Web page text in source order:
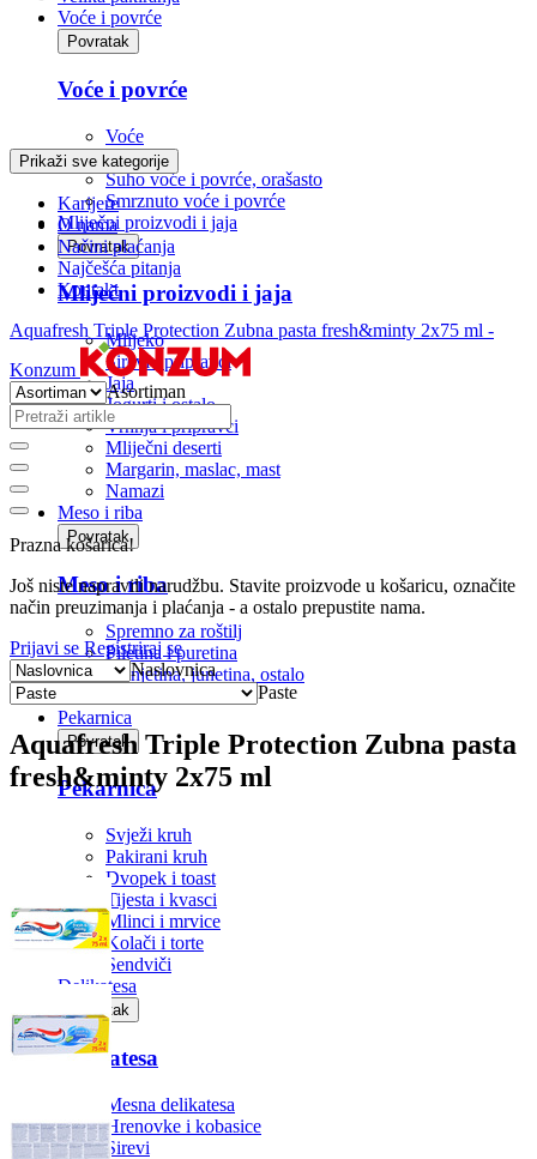
Voće i povrće
Povratak
Voće i povrće
Voće
Povrće
Suho voće i povrće, orašasto
Smrznuto voće i povrće
Mliječni proizvodi i jaja
Povratak
Mliječni proizvodi i jaja
Mlijeko
Sirevi i pripravci
Jaja
Jogurti i ostalo
Vrhnja i pripravci
Mliječni deserti
Margarin, maslac, mast
Namazi
Meso i riba
Povratak
Meso i riba
Spremno za roštilj
Piletina i puretina
Svinjetina, junetina, ostalo
Pekarnica
Povratak
Pekarnica
Svježi kruh
Pakirani kruh
Dvopek i toast
Tijesta i kvasci
Mlinci i mrvice
Kolači i torte
Sendviči
Delikatesa
Povratak
Delikatesa
Mesna delikatesa
Hrenovke i kobasice
Sirevi
Prikaži sve kategorije
Karijere
O nama
Načini plaćanja
Najčešća pitanja
Kontakt
Aquafresh Triple Protection Zubna pasta fresh&minty 2x75 ml -
Konzum
Asortiman
Prazna košarica!
Još niste napravili narudžbu. Stavite proizvode u košaricu, označite
način preuzimanja i plaćanja - a ostalo prepustite nama.
Prijavi se Registriraj se
Naslovnica
Paste
Aquafresh Triple Protection Zubna pasta
fresh&minty 2x75 ml